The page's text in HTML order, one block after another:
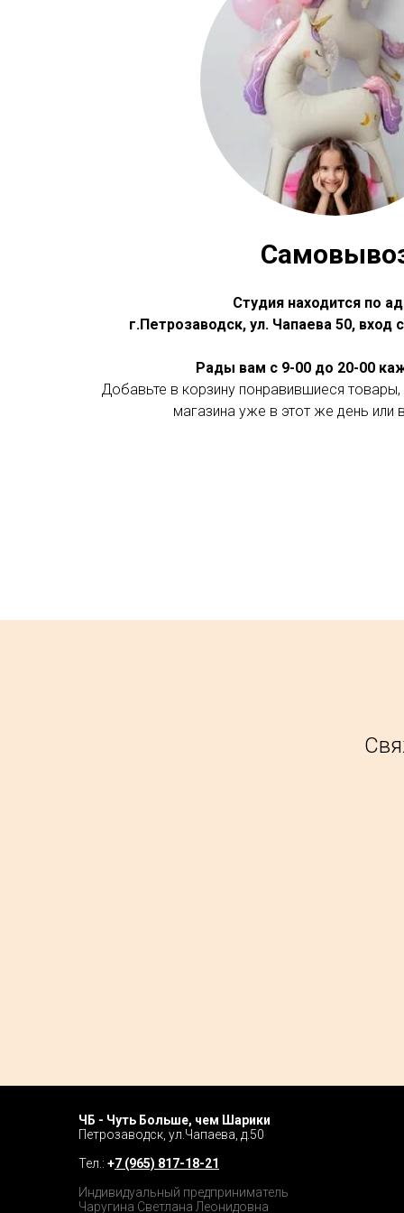
Студия находится по
г.Петрозаводск, ул. Чапаева 50, вход
Рады вам с 9-00 до 20-00
Добавьте в корзину понравившиеся
магазина уже в этот же день или
ЧБ - Чуть Больше, чем Шарики
Петрозаводск, ул.Чапаева, д.50
Тел.: +7 (965) 817-18-21
Индивидуальный предприниматель
Чаругина Светлана Леонидовна